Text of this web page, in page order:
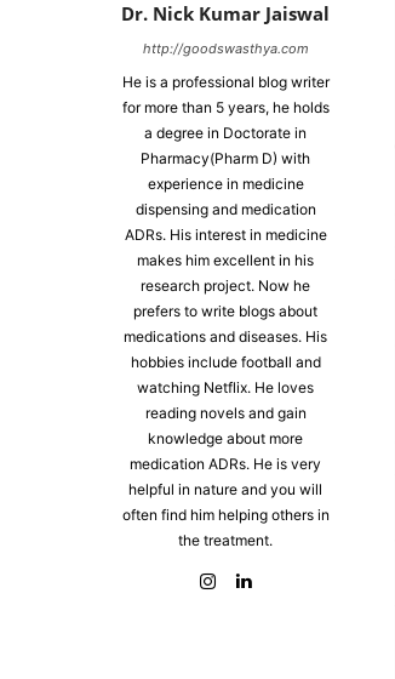
Dr. Nick Kumar Jaiswal
http://goodswasthya.com
He is a professional blog writer
for more than 5 years, he holds
a degree in Doctorate in
Pharmacy(Pharm D) with
experience in medicine
dispensing and medication
ADRs. His interest in medicine
makes him excellent in his
research project. Now he
prefers to write blogs about
medications and diseases. His
hobbies include football and
watching Netflix. He loves
reading novels and gain
knowledge about more
medication ADRs. He is very
helpful in nature and you will
often find him helping others in
the treatment.